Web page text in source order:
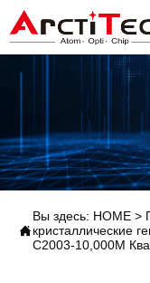

Вы здесь: HOME >
кристаллические
C2003-10,000M